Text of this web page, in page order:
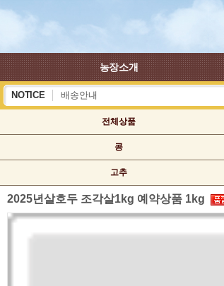
농장소개
NOTICE
하계 휴가 배송안내
배송안내
전체상품
콩
고추
2025년살호두 조각살1kg 예약상품 1kg